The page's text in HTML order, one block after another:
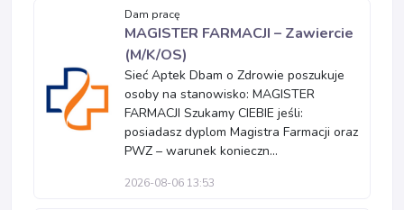
Dam pracę
MAGISTER FARMACJI – Zawiercie
(M/K/OS)
Sieć Aptek Dbam o Zdrowie poszukuje
osoby na stanowisko: MAGISTER
FARMACJI Szukamy CIEBIE jeśli:
posiadasz dyplom Magistra Farmacji oraz
PWZ – warunek konieczn...
2026-08-06 13:53